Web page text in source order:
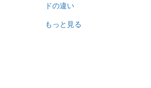
ドの違い
もっと見る